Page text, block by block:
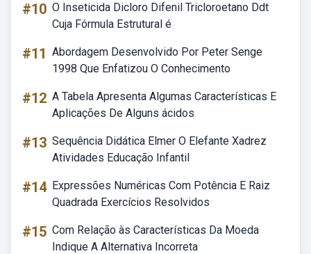
#10 O Inseticida Dicloro Difenil Tricloroetano Ddt
Cuja Fórmula Estrutural é
#11 Abordagem Desenvolvido Por Peter Senge
1998 Que Enfatizou O Conhecimento
#12 A Tabela Apresenta Algumas Características E
Aplicações De Alguns ácidos
#13 Sequência Didática Elmer O Elefante Xadrez
Atividades Educação Infantil
#14 Expressões Numéricas Com Potência E Raiz
Quadrada Exercícios Resolvidos
#15 Com Relação às Características Da Moeda
Indique A Alternativa Incorreta